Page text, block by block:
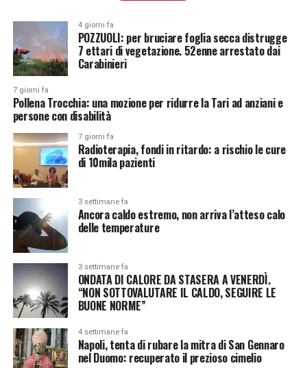
4 giorni fa
POZZUOLI: per bruciare foglia secca distrugge
7 ettari di vegetazione. 52enne arrestato dai
Carabinieri
7 giorni fa
Pollena Trocchia: una mozione per ridurre la Tari ad anziani e
persone con disabilità
7 giorni fa
Radioterapia, fondi in ritardo: a rischio le cure
di 10mila pazienti
3 settimane fa
Ancora caldo estremo, non arriva l’atteso calo
delle temperature
3 settimane fa
ONDATA DI CALORE DA STASERA A VENERDÌ.
“NON SOTTOVALUTARE IL CALDO, SEGUIRE LE
BUONE NORME”
4 settimane fa
Napoli, tenta di rubare la mitra di San Gennaro
nel Duomo: recuperato il prezioso cimelio